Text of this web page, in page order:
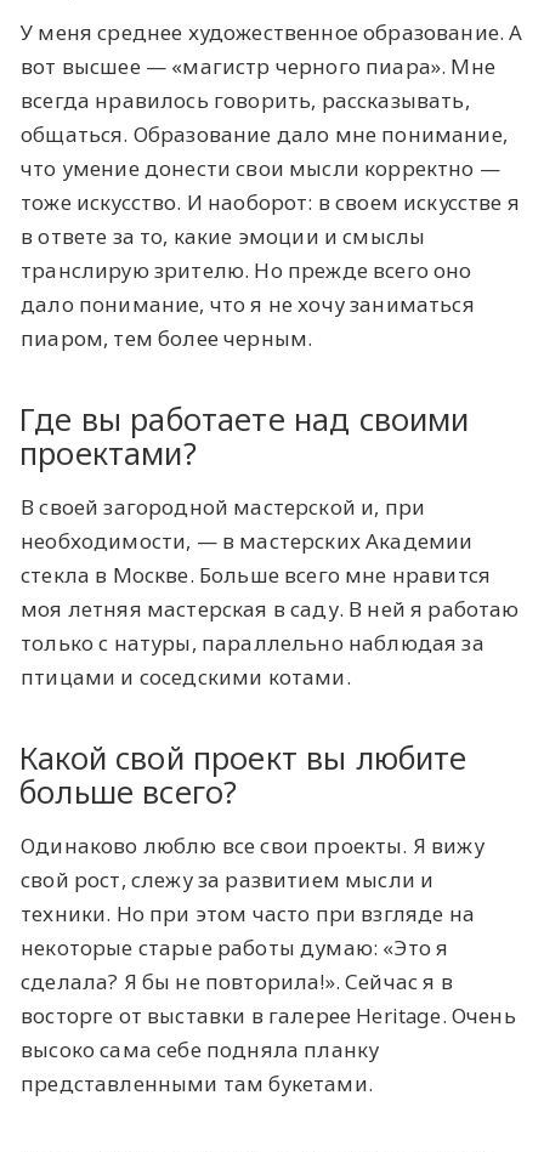
У меня среднее художественное образование. А
вот высшее — «магистр черного пиара». Мне
всегда нравилось говорить, рассказывать,
общаться. Образование дало мне понимание,
что умение донести свои мысли корректно —
тоже искусство. И наоборот: в своем искусстве я
в ответе за то, какие эмоции и смыслы
транслирую зрителю. Но прежде всего оно
дало понимание, что я не хочу заниматься
пиаром, тем более черным.
Где вы работаете над своими
проектами?
В своей загородной мастерской и, при
необходимости, — в мастерских Академии
стекла в Москве. Больше всего мне нравится
моя летняя мастерская в саду. В ней я работаю
только с натуры, параллельно наблюдая за
птицами и соседскими котами.
Какой свой проект вы любите
больше всего?
Одинаково люблю все свои проекты. Я вижу
свой рост, слежу за развитием мысли и
техники. Но при этом часто при взгляде на
некоторые старые работы думаю: «Это я
сделала? Я бы не повторила!». Сейчас я в
восторге от выставки в галерее Heritage. Очень
высоко сама себе подняла планку
представленными там букетами.